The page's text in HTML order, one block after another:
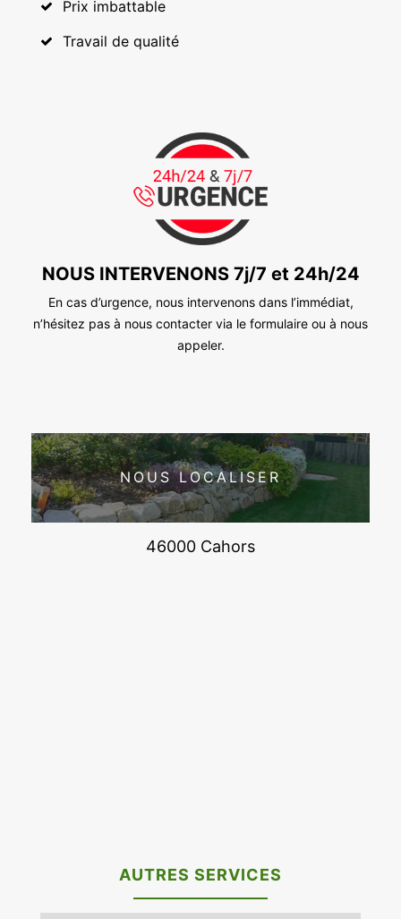
Prix imbattable
Travail de qualité
NOUS INTERVENONS 7j/7 et 24h/24
En cas d’urgence, nous intervenons dans l’immédiat,
n’hésitez pas à nous contacter via le formulaire ou à nous
appeler.
NOUS LOCALISER
46000 Cahors
AUTRES SERVICES